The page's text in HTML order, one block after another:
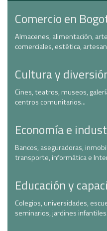
Comercio en
Almacenes, alimentación,
comerciales, estética,
Cultura y
Cines, teatros, museos,
centros comunitarios...
Economía e
Bancos, aseguradoras,
transporte, informática e
Educación y
Colegios, universidades,
seminarios, jardines